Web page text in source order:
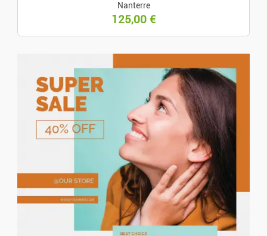
Images Et Sons
Jeux Vidéo
Téléphonie
Loisirs Et Divertis.
Nanterre
125,00 €